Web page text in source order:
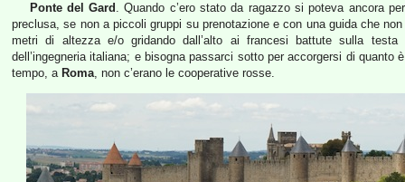
Ponte del Gard . Quando c’ero stato da ragazzo si poteva ancora
preclusa, se non a piccoli gruppi su prenotazione e con una guida che
metri di altezza e/o gridando dall’alto ai francesi battute sulla
dell’ingegneria italiana; e bisogna passarci sotto per accorgersi di
tempo, a Roma, non c’erano le cooperative rosse.